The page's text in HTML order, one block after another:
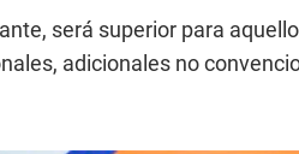
será superior para
adicionales no